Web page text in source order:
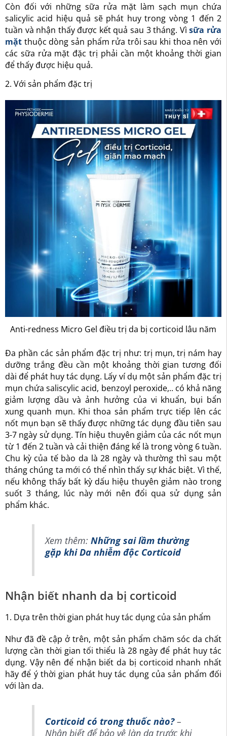
Còn đối với những sữa rửa mặt làm sạch mụn chứa
salicylic acid hiệu quả sẽ phát huy trong vòng 1 đến 2
tuần và nhận thấy được kết quả sau 3 tháng. Vìsữa rửa
mặt thuộc dòng sản phẩm rửa trôi sau khi thoa nên với
các sữa rửa mặt đặc trị phải cần một khoảng thời gian
để thấy được hiệu quả.
2. Với sản phẩm đặc trị
Anti-redness Micro Gel điều trị da bị corticoid lâu năm
Đa phần các sản phẩm đặc trị như: trị mụn, trị nám hay
dưỡng trắng đều cần một khoảng thời gian tương đối
dài để phát huy tác dụng. Lấy ví dụ một sản phẩm đặc trị
mụn chứa saliscylic acid, benzoyl peroxide,.. có khả năng
giảm lượng dầu và ảnh hưởng của vi khuẩn, bụi bẩn
xung quanh mụn. Khi thoa sản phẩm trực tiếp lên các
nốt mụn bạn sẽ thấy được những tác dụng đầu tiên sau
3-7 ngày sử dụng. Tín hiệu thuyên giảm của các nốt mụn
từ 1 đến 2 tuần và cải thiện đáng kể là trong vòng 6 tuần.
Chu kỳ của tế bào da là 28 ngày và thường thì sau một
tháng chúng ta mới có thể nhìn thấy sự khác biệt. Vì thế,
nếu không thấy bất kỳ dấu hiệu thuyên giảm nào trong
suốt 3 tháng, lúc này mới nên đổi qua sử dụng sản
phẩm khác.
Xem thêm: Những sai lầm thường
gặp khi Da nhiễm độc Corticoid
Nhận biết nhanh da bị corticoid
1. Dựa trên thời gian phát huy tác dụng của sản phẩm
Như đã đề cập ở trên, một sản phẩm chăm sóc da chất
lượng cần thời gian tối thiểu là 28 ngày để phát huy tác
dụng. Vậy nên để nhận biết da bị corticoid nhanh nhất
hãy để ý thời gian phát huy tác dụng của sản phẩm đối
với làn da.
Corticoid có trong thuốc nào?–
Nhận biết để bảo vệ làn da trước khi